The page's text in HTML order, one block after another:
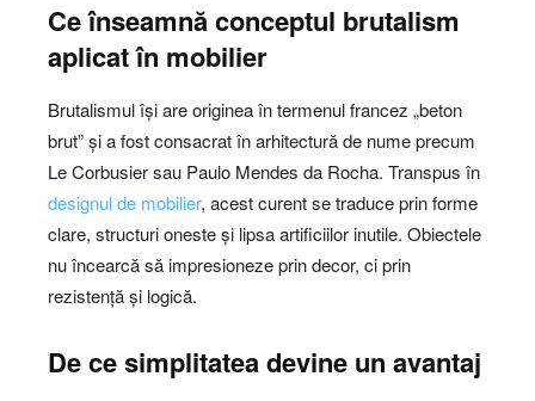
Ce înseamnă conceptul brutalism
aplicat în mobilier
Brutalismul își are originea în termenul francez „beton
brut” și a fost consacrat în arhitectură de nume precum
Le Corbusier sau Paulo Mendes da Rocha. Transpus în
designul de mobilier, acest curent se traduce prin forme
clare, structuri oneste și lipsa artificiilor inutile. Obiectele
nu încearcă să impresioneze prin decor, ci prin
rezistență și logică.
De ce simplitatea devine un avantaj